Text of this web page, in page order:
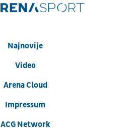
Najnovije
Video
Arena Cloud
Impressum
ACG Network